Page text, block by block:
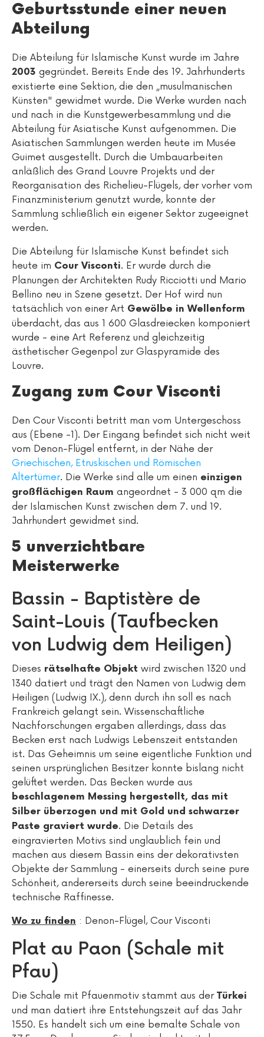
Geburtsstunde einer neuen
Abteilung
Die Abteilung für Islamische Kunst wurde im Jahre
2003 gegründet. Bereits Ende des 19. Jahrhunderts
existierte eine Sektion, die den „musulmanischen
Künsten" gewidmet wurde. Die Werke wurden nach
und nach in die Kunstgewerbesammlung und die
Abteilung für Asiatische Kunst aufgenommen. Die
Asiatischen Sammlungen werden heute im Musée
Guimet ausgestellt. Durch die Umbauarbeiten
anläßlich des Grand Louvre Projekts und der
Reorganisation des Richelieu-Flügels, der vorher vom
Finanzministerium genutzt wurde, konnte der
Sammlung schließlich ein eigener Sektor zugeeignet
werden.
Die Abteilung für Islamische Kunst befindet sich
heute im Cour Visconti. Er wurde durch die
Planungen der Architekten Rudy Ricciotti und Mario
Bellino neu in Szene gesetzt. Der Hof wird nun
tatsächlich von einer Art Gewölbe in Wellenform
überdacht, das aus 1 600 Glasdreiecken komponiert
wurde - eine Art Referenz und gleichzeitig
ästhetischer Gegenpol zur Glaspyramide des
Louvre.
Zugang zum Cour Visconti
Den Cour Visconti betritt man vom Untergeschoss
aus (Ebene -1). Der Eingang befindet sich nicht weit
vom Denon-Flügel entfernt, in der Nähe der
Griechischen, Etruskischen und Römischen
Altertümer. Die Werke sind alle um einen einzigen
großflächigen Raum angeordnet - 3 000 qm die
der Islamischen Kunst zwischen dem 7. und 19.
Jahrhundert gewidmet sind.
5 unverzichtbare
Meisterwerke
Bassin - Baptistère de
Saint-Louis (Taufbecken
von Ludwig dem Heiligen)
Dieses rätselhafte Objekt wird zwischen 1320 und
1340 datiert und trägt den Namen von Ludwig dem
Heiligen (Ludwig IX.), denn durch ihn soll es nach
Frankreich gelangt sein. Wissenschaftliche
Nachforschungen ergaben allerdings, dass das
Becken erst nach Ludwigs Lebenszeit entstanden
ist. Das Geheimnis um seine eigentliche Funktion und
seinen ursprünglichen Besitzer konnte bislang nicht
gelüftet werden. Das Becken wurde aus
beschlagenem Messing hergestellt, das mit
Silber überzogen und mit Gold und schwarzer
Paste graviert wurde. Die Details des
eingravierten Motivs sind unglaublich fein und
machen aus diesem Bassin eins der dekorativsten
Objekte der Sammlung - einerseits durch seine pure
Schönheit, andererseits durch seine beeindruckende
technische Raffinesse.
Wo zu finden : Denon-Flügel, Cour Visconti
Plat au Paon (Schale mit
Pfau)
Die Schale mit Pfauenmotiv stammt aus der Türkei
und man datiert ihre Entstehungszeit auf das Jahr
1550. Es handelt sich um eine bemalte Schale von